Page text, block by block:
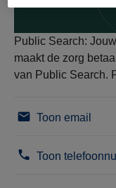
Public Search:
maakt de zorg
van Public Search.
Toon email
Toon